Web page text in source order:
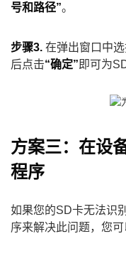
号和路径”。
步骤3. 在弹出窗口中
后点击“确定” 即可为
方案三：在设
程序
如果您的SD卡无法识
序来解决此问题，您可